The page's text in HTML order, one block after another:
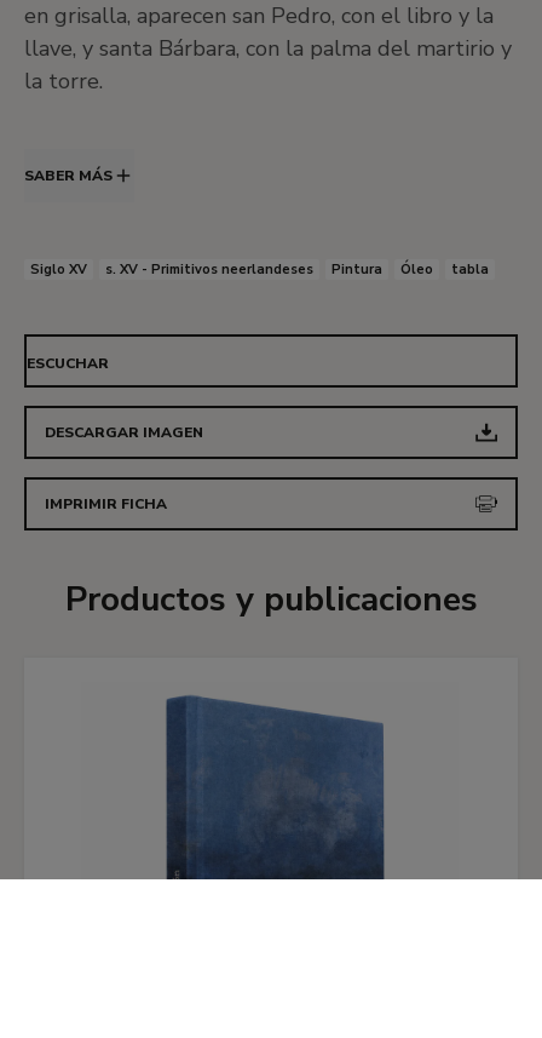
en grisalla, aparecen san Pedro, con el libro y la
llave, y santa Bárbara, con la palma del martirio y
la torre.
SABER MÁS
Siglo XV s. XV - Primitivos neerlandeses Pintura Óleo tabla
ESCUCHAR
DESCARGAR IMAGEN
IMPRIMIR FICHA
Productos y publicaciones